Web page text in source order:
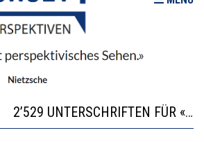
2’529 UNTERSCHRIFTEN FÜR «KEINE DIGITALEN GERÄTE IN DEN ERSTEN VIER PRIMARSCHULJAHREN» EINGEREICHT
ICH WILL MEHR EVIDENZ UND WILL WISSEN, WAS ALL DIE INVESTITIONEN BRINGEN